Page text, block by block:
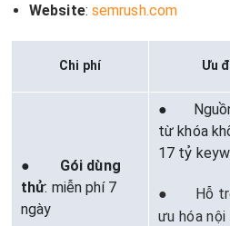
Website: semrush.com
Chi phí Ưu
● Gói dùng
thử: miễn phí 7
ngày
● Nguồn
từ khóa
17 tỷ
● Hỗ
ưu hóa nội